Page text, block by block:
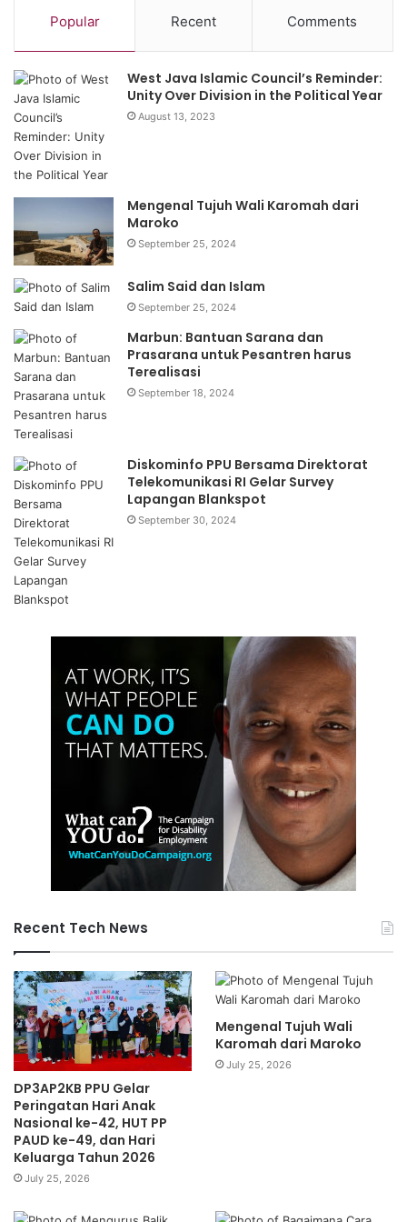
Popular Recent Comments
West Java Islamic Council’s Reminder:
Unity Over Division in the Political Year
August 13, 2023
Mengenal Tujuh Wali Karomah dari
Maroko
September 25, 2024
Salim Said dan Islam
September 25, 2024
Marbun: Bantuan Sarana dan
Prasarana untuk Pesantren harus
Terealisasi
September 18, 2024
Diskominfo PPU Bersama Direktorat
Telekomunikasi RI Gelar Survey
Lapangan Blankspot
September 30, 2024
Recent Tech News
DP3AP2KB PPU Gelar
Peringatan Hari Anak
Nasional ke-42, HUT PP
PAUD ke-49, dan Hari
Keluarga Tahun 2026
July 25, 2026
Mengenal Tujuh Wali
Karomah dari Maroko
July 25, 2026